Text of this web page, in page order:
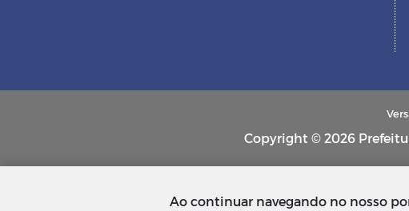
Copyright © 2026
Ao continuar navegando no nosso